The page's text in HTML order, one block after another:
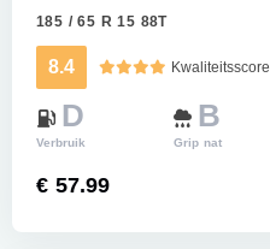
185 / 65 R 15 88T
8.4 Kwaliteitsscore
D
Verbruik
B
Grip nat
€ 57.99